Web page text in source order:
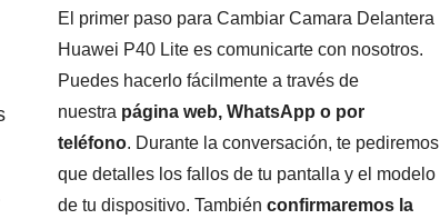
El primer paso para Cambiar Camara Delantera
Huawei P40 Lite es comunicarte con nosotros.
Puedes hacerlo fácilmente a través de
nuestra página web, WhatsApp o por
teléfono. Durante la conversación, te pediremos
que detalles los fallos de tu pantalla y el modelo
de tu dispositivo. También confirmaremos la